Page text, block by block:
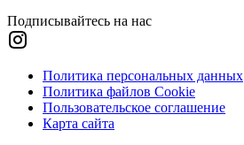
Подписывайтесь на нас
Политика персональных данных
Политика файлов Cookie
Пользовательское соглашение
Карта сайта